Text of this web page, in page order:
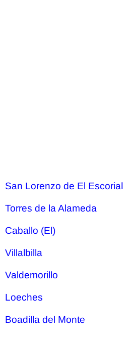
San Lorenzo de El Escorial
Torres de la Alameda
Caballo (El)
Villalbilla
Valdemorillo
Loeches
Boadilla del Monte